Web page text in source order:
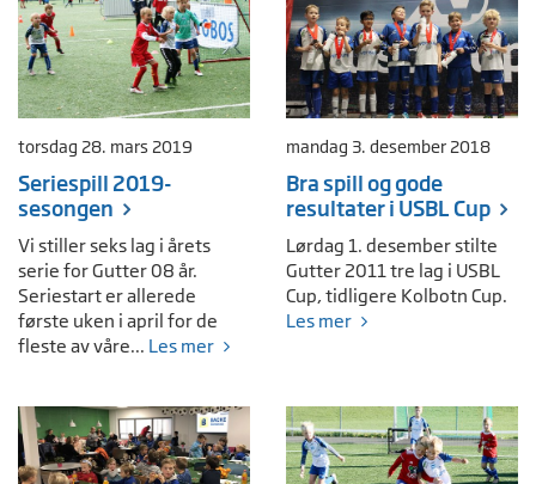
torsdag 28. mars 2019
Seriespill 2019-
sesongen
Vi stiller seks lag i årets
serie for Gutter 08 år.
Seriestart er allerede
første uken i april for de
fleste av våre... Les mer
mandag 3. desember 2018
Bra spill og gode
resultater i USBL Cup
Lørdag 1. desember stilte
Gutter 2011 tre lag i USBL
Cup, tidligere Kolbotn Cup.
Les mer